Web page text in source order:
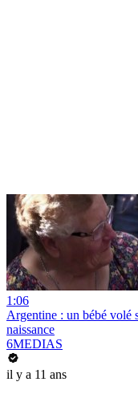
1:06
Argentine : un bébé volé
naissance
6MEDIAS
il y a 11 ans